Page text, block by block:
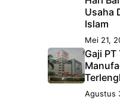
Usaha
Islam
Mei 21,
Gaji
Agustus